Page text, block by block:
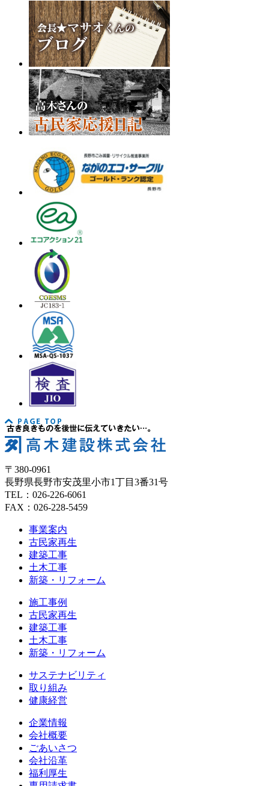
〒380-0961
長野県長野市安茂里小市1丁目3番31号
TEL：026-226-6061
FAX：026-228-5459
事業案内
古民家再生
建築工事
土木工事
新築・リフォーム
施工事例
古民家再生
建築工事
土木工事
新築・リフォーム
サステナビリティ
取り組み
健康経営
企業情報
会社概要
ごあいさつ
会社沿革
福利厚生